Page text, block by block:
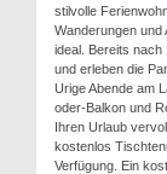
stilvolle
Wanderungen und
ideal. Bereits nach
und erleben die
Urige Abende am
oder-Balkon und
Ihren Urlaub
kostenlos
Verfügung. Ein